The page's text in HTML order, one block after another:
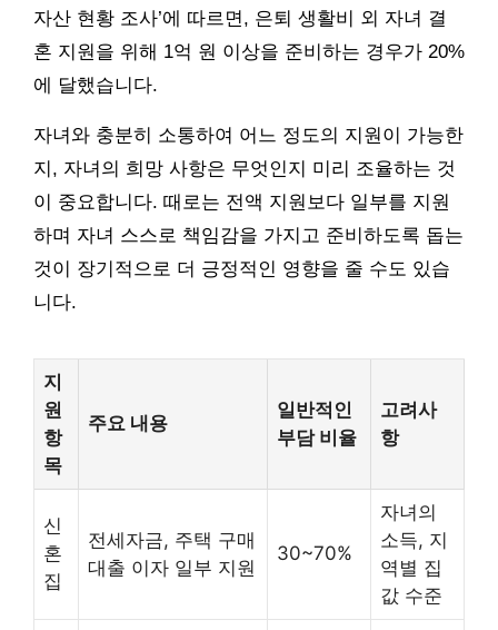
자산 현황 조사’에 따르면, 은퇴 생활비 외 자녀 결
혼 지원을 위해 1억 원 이상을 준비하는 경우가 20%
에 달했습니다.
자녀와 충분히 소통하여 어느 정도의 지원이 가능한
지, 자녀의 희망 사항은 무엇인지 미리 조율하는 것
이 중요합니다. 때로는 전액 지원보다 일부를 지원
하며 자녀 스스로 책임감을 가지고 준비하도록 돕는
것이 장기적으로 더 긍정적인 영향을 줄 수도 있습
니다.
지
원
항
목
주요 내용
일반적인
부담 비율
고려사
항
신
혼
집
전세자금, 주택 구매
대출 이자 일부 지원
30~70%
자녀의
소득, 지
역별 집
값 수준